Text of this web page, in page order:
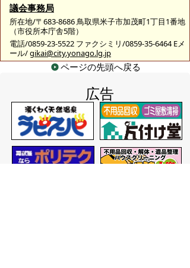
議会事務局
所在地/〒683-8686 鳥取県米子市加茂町1丁目1番地
（市役所本庁舎5階）
電話/0859-23-5522 ファクシミリ/0859-35-6464 Eメ
ール/gikai@city.yonago.lg.jp
ページの先頭へ戻る
広告